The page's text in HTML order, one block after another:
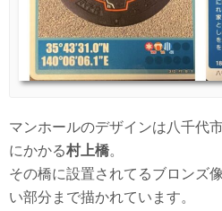
マンホールのデザインは八千代
にかかる村上橋。
その橋に設置されてるブロンズ
い部分まで描かれています。